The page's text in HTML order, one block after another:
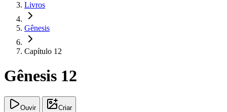
Livros
Gênesis
Capítulo 12
Gênesis 12
Ouvir Criar